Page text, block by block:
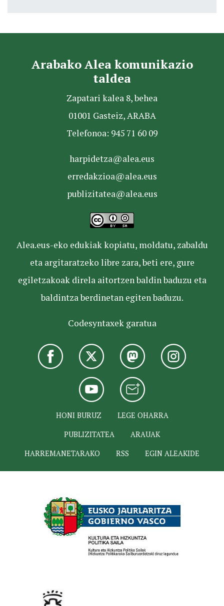
Arabako Alea komunikazio
taldea
Zapatari kalea 8, behea
01001 Gasteiz, ARABA
Telefonoa: 945 71 60 09
harpidetza@alea.eus
erredakzioa@alea.eus
publizitatea@alea.eus
Alea.eus-eko edukiak kopiatu, moldatu, zabaldu
eta argitaratzeko libre zara, beti ere, gure
egiletzakoak direla aitortzen baldin baduzu eta
baldintza berdinetan egiten baduzu.
Codesyntaxek garatua
HONI BURUZ
LEGE OHARRA
PUBLIZITATEA
ARAUAK
HARREMANETARAKO
RSS EGIN ALEAKIDE